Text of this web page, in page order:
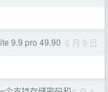
9.9 pro 49.90 6 月 9 日